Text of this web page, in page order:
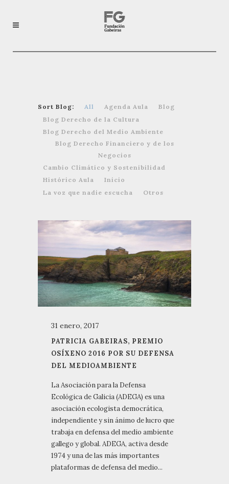
Sort Blog: All Agenda Aula
Blog
Blog Derecho de la Cultura
Blog Derecho del Medio Ambiente
Blog Derecho Financiero y de los
Negocios
Cambio Climático y Sostenibilidad
Histórico Aula
Inicio
La voz que nadie escucha
Otros
31 enero, 2017
PATRICIA GABEIRAS, PREMIO
OSÍXENO 2016 POR SU DEFENSA
DEL MEDIOAMBIENTE
La Asociación para la Defensa
Ecológica de Galicia (ADEGA) es una
asociación ecologista democrática,
independiente y sin ánimo de lucro que
trabaja en defensa del medio ambiente
gallego y global. ADEGA, activa desde
1974 y una de las más importantes
plataformas de defensa del medio...